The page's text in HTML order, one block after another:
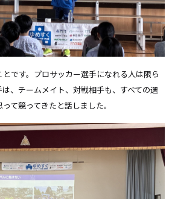
です。プロサッカー選手になれる人は限ら
、チームメイト、対戦相手も、すべての選
て競ってきたと話しました。